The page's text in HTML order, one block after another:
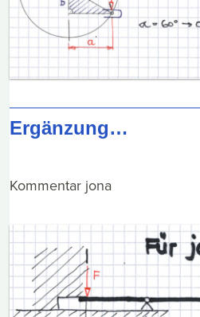
Ergänzung…
Kommentar jona